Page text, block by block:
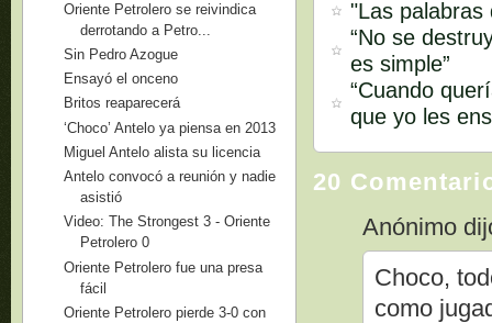
"Las palabras
“No se
es simple”
“Cuando
que yo les
20
Anónimo
Choco,
como
Oriente Petrolero se reivindica
derrotando a Petro...
Sin Pedro Azogue
Ensayó el onceno
Britos reaparecerá
‘Choco’ Antelo ya piensa en 2013
Miguel Antelo alista su licencia
Antelo convocó a reunión y nadie
asistió
Video: The Strongest 3 - Oriente
Petrolero 0
Oriente Petrolero fue una presa
fácil
Oriente Petrolero pierde 3-0 con